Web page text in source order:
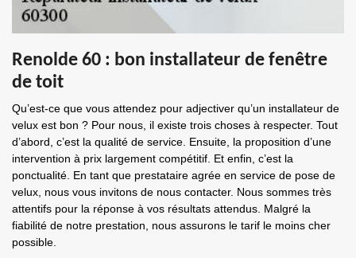
Renolde 60 : bon installateur de fenêtre
de toit
Qu’est-ce que vous attendez pour adjectiver qu’un installateur de
velux est bon ? Pour nous, il existe trois choses à respecter. Tout
d’abord, c’est la qualité de service. Ensuite, la proposition d’une
intervention à prix largement compétitif. Et enfin, c’est la
ponctualité. En tant que prestataire agrée en service de pose de
velux, nous vous invitons de nous contacter. Nous sommes très
attentifs pour la réponse à vos résultats attendus. Malgré la
fiabilité de notre prestation, nous assurons le tarif le moins cher
possible.